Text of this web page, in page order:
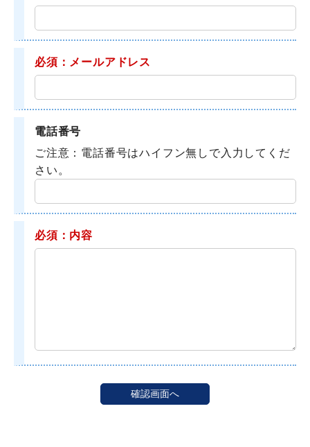
必須：メールアドレス
電話番号
ご注意：電話番号はハイフン無しで入力してくだ
さい。
必須：内容